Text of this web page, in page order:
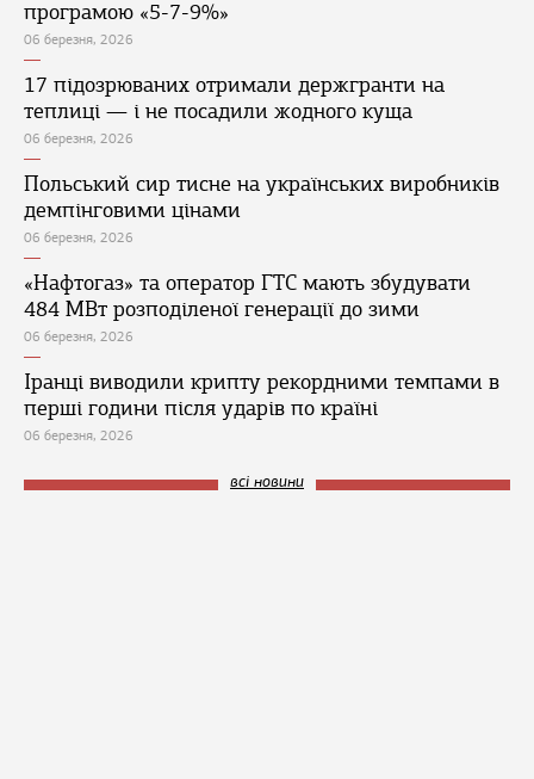
програмою «5-7-9%»
06 березня, 2026
17 підозрюваних отримали держгранти на
теплиці — і не посадили жодного куща
06 березня, 2026
Польський сир тисне на українських виробників
демпінговими цінами
06 березня, 2026
«Нафтогаз» та оператор ГТС мають збудувати
484 МВт розподіленої генерації до зими
06 березня, 2026
Іранці виводили крипту рекордними темпами в
перші години після ударів по країні
06 березня, 2026
всі новини